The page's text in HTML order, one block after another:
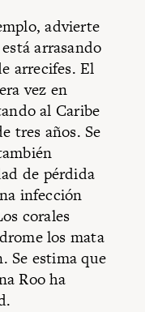
advierte
arrasando
arrecifes. El
vez en
al Caribe
tres años. Se
de pérdida
infección
corales
los mata
Se estima que
Roo ha